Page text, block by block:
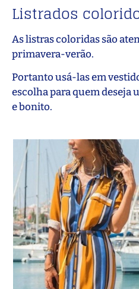
Listrados
As listras coloridas são
primavera-verão.
Portanto usá-las em
escolha para quem deseja
e bonito.